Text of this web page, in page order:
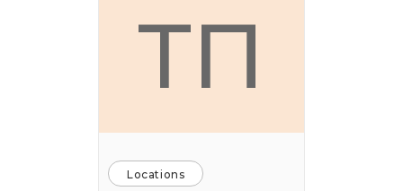
ТП
Locations